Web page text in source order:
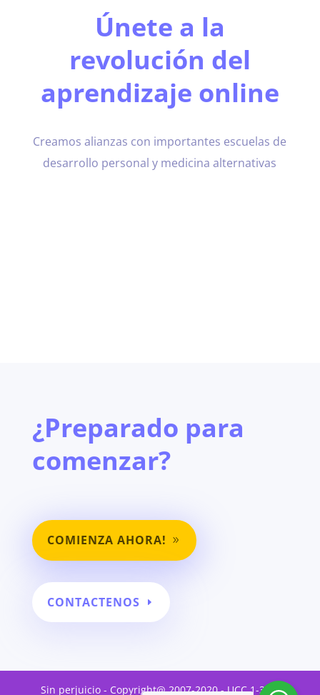
Únete a la
revolución del
aprendizaje online
Creamos alianzas con importantes escuelas de
desarrollo personal y medicina alternativas
¿Preparado para
comenzar?
COMIENZA AHORA!
CONTACTENOS
Sin perjuicio - Copyright@ 2007-2020.- UCC 1-308.